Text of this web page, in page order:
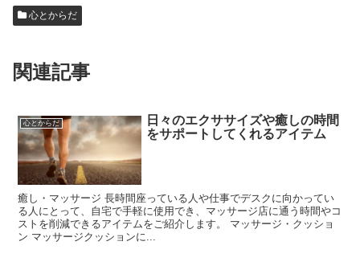
心とからだ
関連記事
心とからだ
日々のエクササイズや癒しの時間
をサポートしてくれるアイテム
癒し・マッサージ 長時間座っている人や仕事でデスクに向かってい
る人にとって、自宅で手軽に使用でき、マッサージ店に通う時間やコ
ストを削減できるアイテムをご紹介します。 マッサージ・クッショ
ン マッサージクッションに...